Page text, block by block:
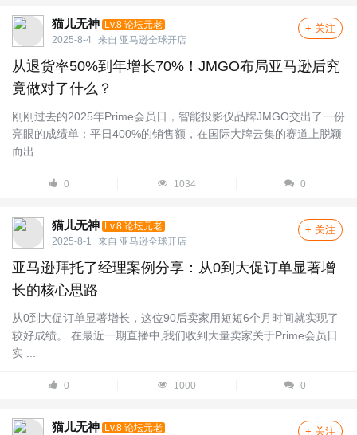
猫儿无神 Lv.8 论坛元老
2025-8-4 来自 亚马逊全球开店
+ 关注
从退货率50%到年增长70%！JMGO布局亚马逊后究
竟做对了什么？
刚刚过去的2025年Prime会员日，智能投影仪品牌JMGO交出了一份
亮眼的成绩单：平日400%的销售额，在国际大牌云集的赛道上脱颖
而出 ...
0 1034 0
猫儿无神 Lv.8 论坛元老
2025-8-1
来自 亚马逊全球开店
+ 关注
亚马逊拜托了经理案例分享：从0到大促订单显著增
长的核心思路
从0到大促订单显著增长，这位90后卖家用短短6个月时间就实现了
较好成绩。 在最近一期直播中,我们收到大量卖家关于Prime会员日
实 ...
0 1000 0
猫儿无神 Lv.8 论坛元老
+ 关注